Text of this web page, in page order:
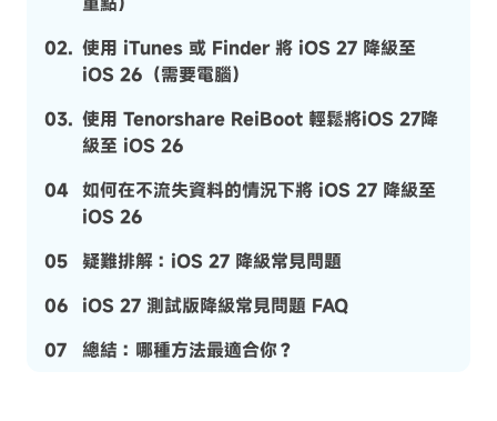
02. 使用 iTunes 或 Finder 將 iOS 27 降級至
iOS 26（需要電腦）
03. 使用 Tenorshare ReiBoot 輕鬆將iOS 27降
級至 iOS 26
04 如何在不流失資料的情況下將 iOS 27 降級至
iOS 26
05 疑難排解：iOS 27 降級常見問題
06
iOS 27 測試版降級常見問題 FAQ
07
總結：哪種方法最適合你？